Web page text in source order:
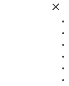
